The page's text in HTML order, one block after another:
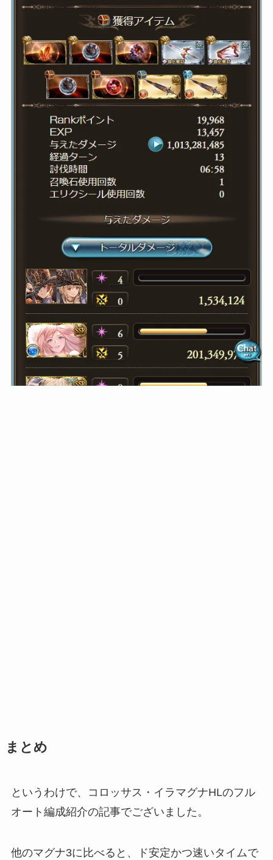
まとめ
というわけで、コロッサス・イラマグナHLのフル
オート編成紹介の記事でございました。
他のマグナ3に比べると、ド安定かつ速いタイムで